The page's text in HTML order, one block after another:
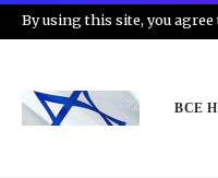
By using this site, you agree
ВСЕ